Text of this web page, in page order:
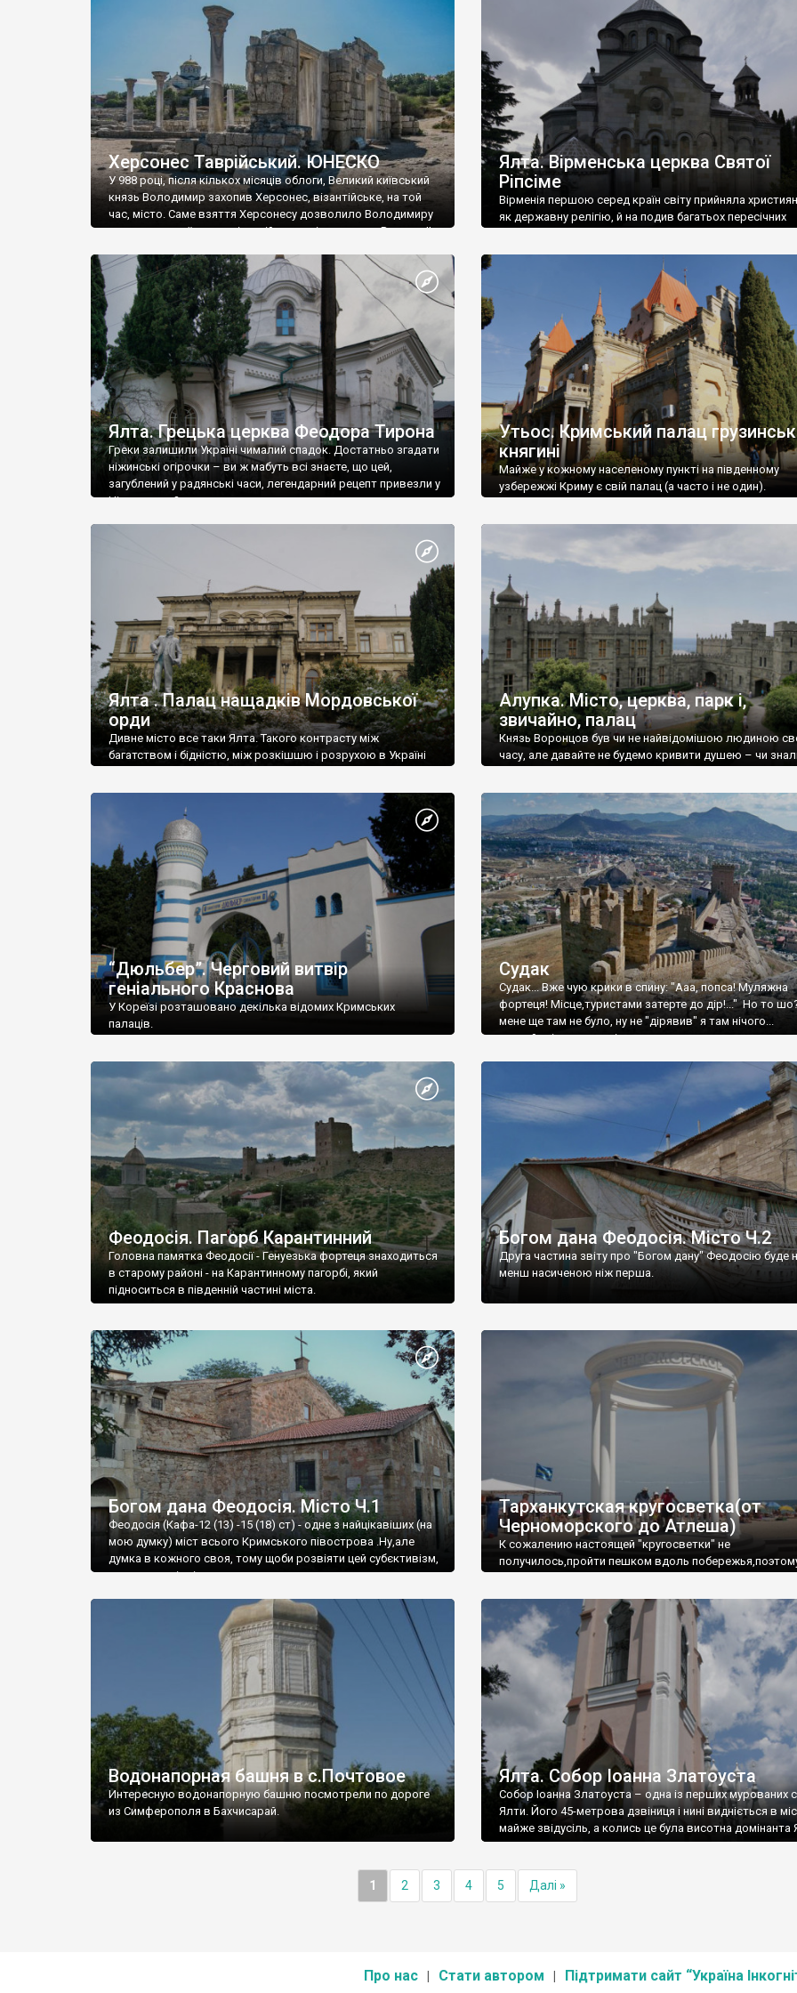
візантійської доби. Раритети викрадені з фондів об’єкту
культурної спадщини ЮНЕСКО «Херсонеса Таврійського».
Офіційно – на виставку «Золото Візантії», але експерти та
влада в Україні вважають це лише […]
називаються «повстяками» (postaki)…” “Вино. Крим
виробляє відмінне вино і його вдосталь: воно все
легке біле і дуже […]
Херсонес Таврійський. ЮНЕСКО
У 988 році, після кількох місяців облоги, Великий київський
князь Володимир захопив Херсонес, візантійське, на той
час, місто. Саме взяття Херсонесу дозволило Володимиру
диктувати свої умови візантійському імператору Василю ІІ,
Херсонесі Володимир-язичник, став Василем-
християнином. А потім було Хрещення Русі. На честь
Херсонесу Таврійського названо місто […]
Ялта. Вірменська церква Святої
Ріпсіме
Вірменія першою серед країн світу прийняла
як державну релігію, й на подив багатьох пересічних
Ялта. Грецька церква Феодора Тирона
Греки залишили Україні чималий спадок. Достатньо згадати
ніжинські огірочки – ви ж мабуть всі знаєте, що цей,
загублений у радянські часи, легендарний рецепт привезли у
Ніжин греки?
Утьос. Кримський палац
княгині
Майже у кожному населеному пункті на південному
узбережжі Криму є свій палац (а часто і не один).
Ялта . Палац нащадків Мордовської
орди
Дивне місто все таки Ялта. Такого контрасту між
багатством і бідністю, між розкішшю і розрухою в Україні
Алупка. Місто, церква, парк і,
звичайно, палац
Князь Воронцов був чи не найвідомішою людиною
часу, але давайте не будемо кривити душею – чи
“Дюльбер”. Черговий витвір
геніального Краснова
У Кореїзі розташовано декілька відомих Кримських
палаців.
Судак
Судак... Вже чую крики в спину: "Ааа, попса! Муляжна
фортеця! Місце,туристами затерте до дір!..." Но то
мене ще там не було, ну не "дірявив" я там нічого...
принаймні до цього літа.
Феодосія. Пагорб Карантинний
Головна памятка Феодосії - Генуезька фортеця знаходиться
в старому районі - на Карантинному пагорбі, який
підноситься в південній частині міста.
Богом дана Феодосія. Місто Ч.2
Друга частина звіту про "Богом дану" Феодосію буде
менш насиченою ніж перша.
Богом дана Феодосія. Місто Ч.1
Феодосія (Кафа-12 (13) -15 (18) ст) - одне з найцікавіших (на
мою думку) міст всього Кримського півострова .Ну,але
думка в кожного своя, тому щоби розвіяти цей субєктивізм,
запрошую відвідати це
Тарханкутская кругосветка(от
Черноморского до Атлеша)
К сожалению настоящей "кругосветки" не
получилось,пройти пешком вдоль
Водонапорная башня в с.Почтовое
Интересную водонапорную башню посмотрели по дороге
из Симферополя в Бахчисарай.
Ялта. Собор Іоанна Златоуста
Собор Іоанна Златоуста – одна із перших мурованих
Ялти. Його 45-метрова дзвіниця і нині видніється в
майже звідусіль, а колись це була висотна домінанта
1 2 3 4 5 Далі »
Про нас Стати автором Підтримати сайт “Україна